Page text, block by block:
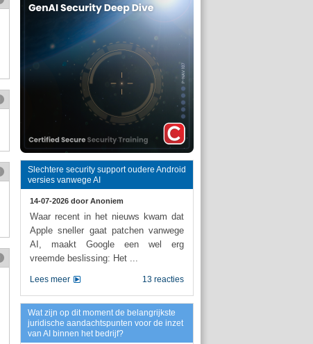
Slechtere security support oudere Android
versies vanwege AI
14-07-2026 door Anoniem
Waar recent in het nieuws kwam dat
Apple sneller gaat patchen vanwege
AI, maakt Google een wel erg
vreemde beslissing: Het ...
13 reacties
Lees meer
Wat zijn op dit moment de belangrijkste
juridische aandachtspunten voor de inzet
van AI binnen het bedrijf?